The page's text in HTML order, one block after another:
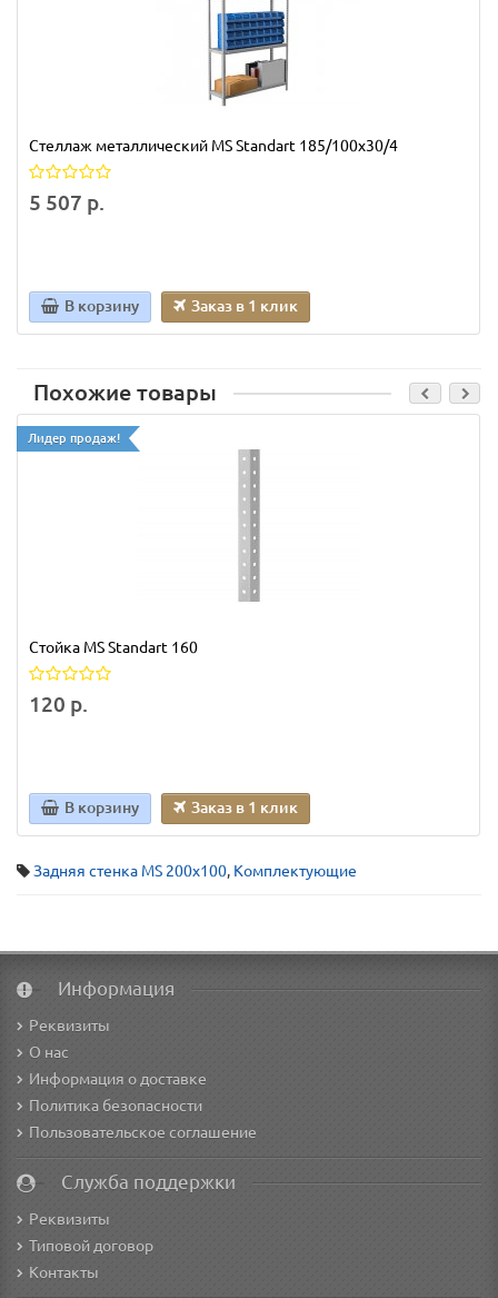
Стеллаж металлический MS Standart 185/100x30/4
5 507 р.
В корзину Заказ в 1 клик
Похожие товары
Лидер продаж!
Стойка MS Standart 160
120 р.
В корзину Заказ в 1 клик
Задняя стенка MS 200x100, Комплектующие
Информация
Реквизиты
О нас
Информация о доставке
Политика безопасности
Пользовательское соглашение
Служба поддержки
Реквизиты
Типовой договор
Контакты